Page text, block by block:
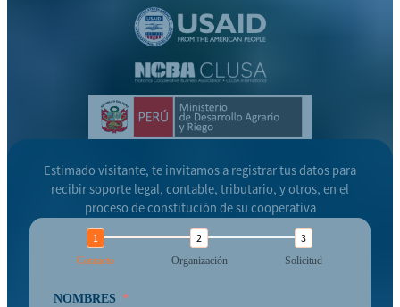
Estimado visitante, te invitamos a registrar tus datos para
recibir soporte legal, contable, tributario, y otros, en el
proceso de constitución de su cooperativa
Contacto Organización Solicitud
NOMBRES